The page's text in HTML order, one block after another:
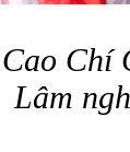
Chí
Lâm